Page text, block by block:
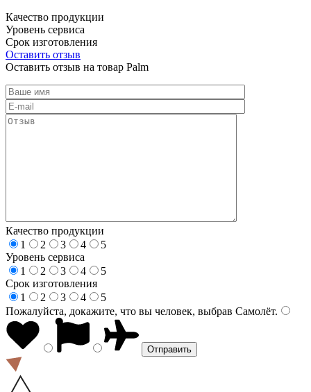
Качество продукции
Уровень сервиса
Срок изготовления
Оставить отзыв
Оставить отзыв на товар Palm
Качество продукции
1
2 3 4
5
Уровень сервиса
1
2 3 4
5
Срок изготовления
1
2 3 4
5
Пожалуйста, докажите, что вы человек, выбрав Самолёт.